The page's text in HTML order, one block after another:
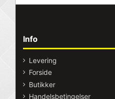
Info
Levering
Forside
Butikker
Handelsbetingelser